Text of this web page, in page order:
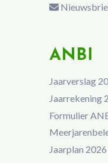
ANBI
Jaarverslag
Jaarrekening
Formulier
Jaarplan 2026